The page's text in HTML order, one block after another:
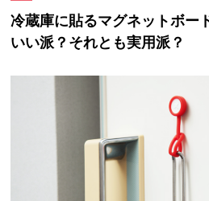
冷蔵庫に貼るマグネットボー
いい派？それとも実用派？